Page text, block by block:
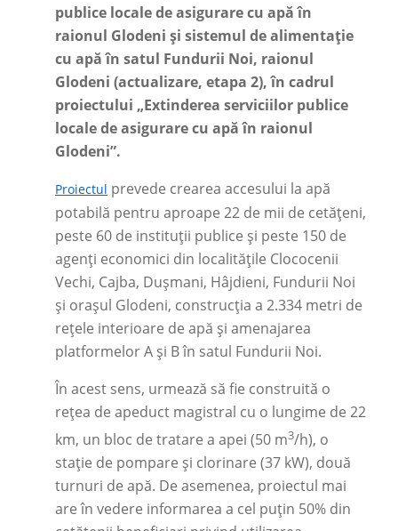
publice locale de asigurare cu apă în
raionul Glodeni și sistemul de alimentație
cu apă în satul Fundurii Noi, raionul
Glodeni (actualizare, etapa 2), în cadrul
proiectului „Extinderea serviciilor publice
locale de asigurare cu apă în raionul
Glodeni”.
Proiectul prevede crearea accesului la apă
potabilă pentru aproape 22 de mii de cetățeni,
peste 60 de instituții publice și peste 150 de
agenți economici din localitățile Clococenii
Vechi, Cajba, Dușmani, Hâjdieni, Fundurii Noi
și orașul Glodeni, construcția a 2.334 metri de
rețele interioare de apă și amenajarea
platformelor A și B în satul Fundurii Noi.
În acest sens, urmează să fie construită o
rețea de apeduct magistral cu o lungime de 22
km, un bloc de tratare a apei (50 m3/h), o
stație de pompare și clorinare (37 kW), două
turnuri de apă. De asemenea, proiectul mai
are în vedere informarea a cel puțin 50% din